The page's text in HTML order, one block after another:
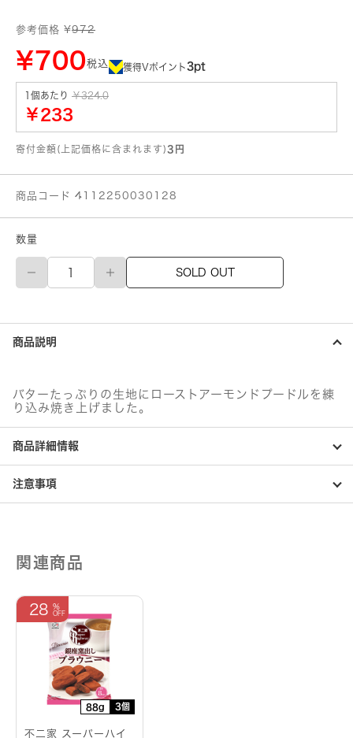
参考価格 ¥972
¥700税込 獲得Vポイント3pt
1個あたり ￥324.0
￥233
寄付金額(上記価格に含まれます) 3円
商品コード 4112250030128
数量
不
家
ー
パ
ー
ウ
ェ
座
窯
出
し
フ
シ
SOLD OUT
商品説明
バターたっぷりの生地にローストアーモンドプードルを練
り込み焼き上げました。
商品詳細情報
注意事項
関連商品
88g 3個
28
不二家 スーパーハイ